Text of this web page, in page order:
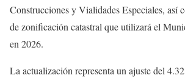
Construcciones y Vialidades Especiales, así
de zonificación catastral que utilizará el
en 2026.
La actualización representa un ajuste del